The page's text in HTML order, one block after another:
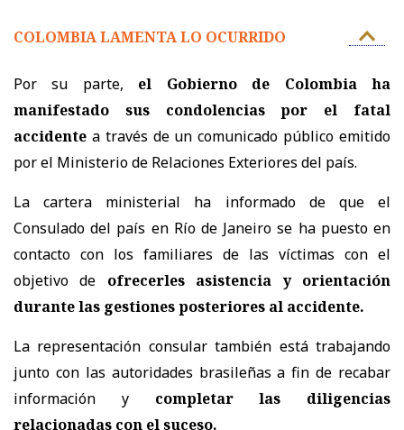
COLOMBIA LAMENTA LO OCURRIDO
Por su parte, el Gobierno de Colombia ha
manifestado sus condolencias por el fatal
accidente a través de un comunicado público emitido
por el Ministerio de Relaciones Exteriores del país.
La cartera ministerial ha informado de que el
Consulado del país en Río de Janeiro se ha puesto en
contacto con los familiares de las víctimas con el
objetivo de ofrecerles asistencia y orientación
durante las gestiones posteriores al accidente.
La representación consular también está trabajando
junto con las autoridades brasileñas a fin de recabar
información ycompletar las diligencias
relacionadas con el suceso.